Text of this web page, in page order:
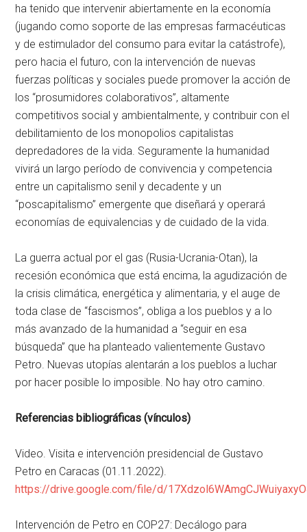
ha tenido que intervenir abiertamente en la economía
(jugando como soporte de las empresas farmacéuticas
y de estimulador del consumo para evitar la catástrofe),
pero hacia el futuro, con la intervención de nuevas
fuerzas políticas y sociales puede promover la acción de
los “prosumidores colaborativos”, altamente
competitivos social y ambientalmente, y contribuir con el
debilitamiento de los monopolios capitalistas
depredadores de la vida. Seguramente la humanidad
vivirá un largo período de convivencia y competencia
entre un capitalismo senil y decadente y un
“poscapitalismo” emergente que diseñará y operará
economías de equivalencias y de cuidado de la vida.
La guerra actual por el gas (Rusia-Ucrania-Otan), la
recesión económica que está encima, la agudización de
la crisis climática, energética y alimentaria, y el auge de
toda clase de “fascismos”, obliga a los pueblos y a lo
más avanzado de la humanidad a “seguir en esa
búsqueda” que ha planteado valientemente Gustavo
Petro. Nuevas utopías alentarán a los pueblos a luchar
por hacer posible lo imposible. No hay otro camino.
Referencias bibliográficas (vínculos)
Video. Visita e intervención presidencial de Gustavo
Petro en Caracas (01.11.2022).
https://drive.google.com/file/d/
Intervención de Petro en COP27: Decálogo para